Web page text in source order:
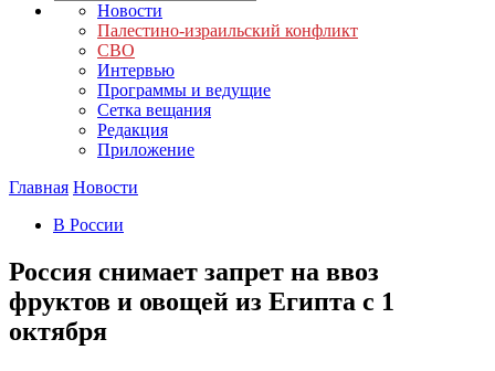
Новости
Палестино-израильский конфликт
СВО
Интервью
Программы и ведущие
Сетка вещания
Редакция
Приложение
Главная Новости
В России
Россия снимает запрет на ввоз
фруктов и овощей из Египта с 1
октября